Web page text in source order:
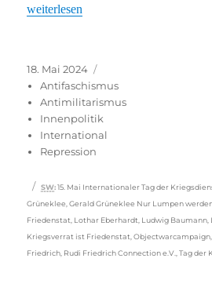
„Wehrpflicht-Debatte: Tag der
weiterlesen
Veröffentlicht
am
18. Mai 2024
Antifaschismus
Antimilitarismus
Innenpolitik
International
Repression
Schlagwörter
SW: 15. Mai Internationaler Tag der
Grüneklee ,Gerald Grüneklee Nur Lumpen
Friedenstat Lothar Eberhardt Ludwig Baumann
Kriegsverrat ist Friedenstat ,Objectwarcampaign
Friedrich Rudi Friedrich Connection e.V. ,Tag der